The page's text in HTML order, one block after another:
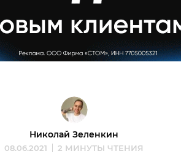
Николай Зеленкин
08.06.2021 2 МИНУТЫ ЧТЕНИЯ